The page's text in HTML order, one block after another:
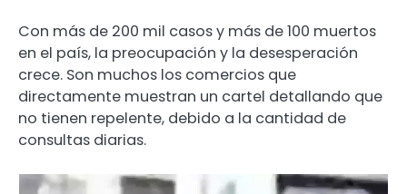
Con más de 200 mil casos y más de 100 muertos
en el país, la preocupación y la desesperación
crece. Son muchos los comercios que
directamente muestran un cartel detallando que
no tienen repelente, debido a la cantidad de
consultas diarias.
Reproductor